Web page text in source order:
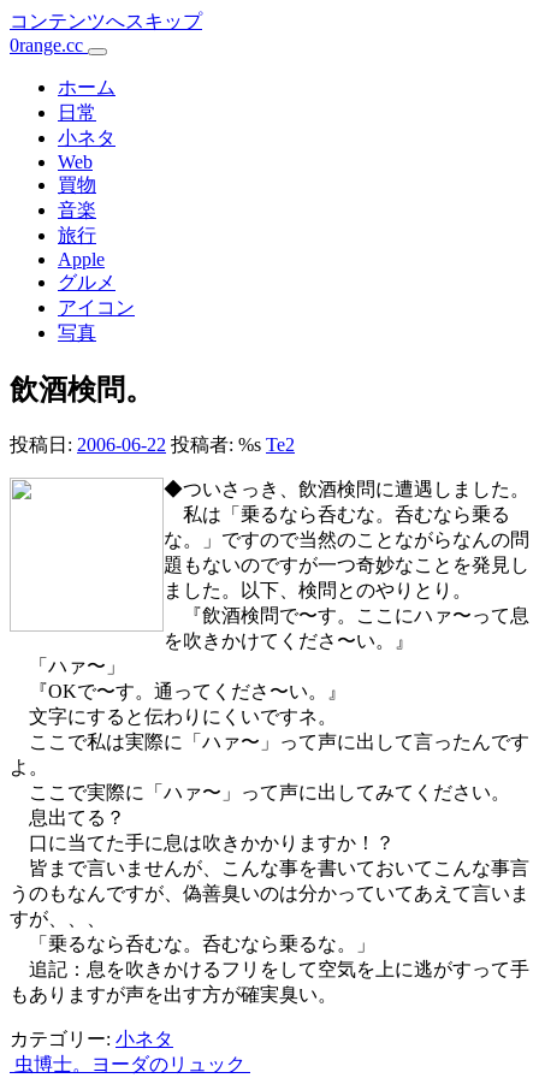
コンテンツへスキップ
メ
ン
0range.cc
ホーム
日常
小ネタ
Web
買物
音楽
旅行
Apple
グルメ
アイコン
写真
飲酒検問。
投稿日: 2006-06-22 投稿者: %s Te2
◆ついさっき、飲酒検問に遭遇しました。
私は「乗るなら呑むな。呑むなら乗る
な。」ですので当然のことながらなんの問
題もないのですが一つ奇妙なことを発見し
ました。以下、検問とのやりとり。
『飲酒検問で〜す。ここにハァ〜って息
を吹きかけてくださ〜い。』
「ハァ〜」
『OKで〜す。通ってくださ〜い。』
文字にすると伝わりにくいですネ。
ここで私は実際に「ハァ〜」って声に出して言ったんです
よ。
ここで実際に「ハァ〜」って声に出してみてください。
息出てる？
口に当てた手に息は吹きかかりますか！？
皆まで言いませんが、こんな事を書いておいてこんな事言
うのもなんですが、偽善臭いのは分かっていてあえて言いま
すが、、、
「乗るなら呑むな。呑むなら乗るな。」
追記：息を吹きかけるフリをして空気を上に逃がすって手
もありますが声を出す方が確実臭い。
カテゴリー: 小ネタ
投
虫博士。 ヨーダのリュック